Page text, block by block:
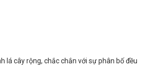
lá cây rộng, chắc chắn với sự phân bố đều